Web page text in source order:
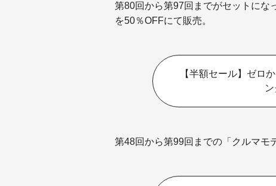
第80回から第97回までがセットにな
を50％OFFにて販売。
【半額セール】ゼロ
第48回から第99回までの「クルマモ